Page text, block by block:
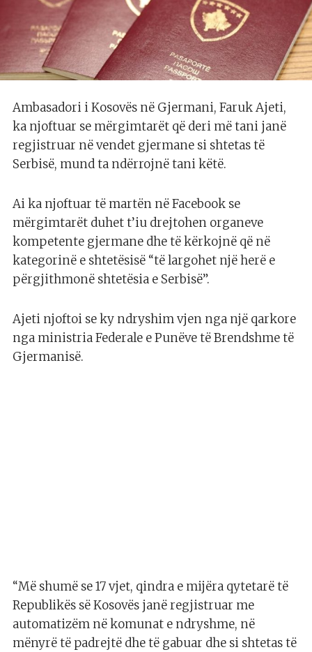
Ambasadori i Kosovës në Gjermani, Faruk Ajeti,
ka njoftuar se mërgimtarët që deri më tani janë
regjistruar në vendet gjermane si shtetas të
Serbisë, mund ta ndërrojnë tani këtë.
Ai ka njoftuar të martën në Facebook se
mërgimtarët duhet t’iu drejtohen organeve
kompetente gjermane dhe të kërkojnë që në
kategorinë e shtetësisë “të largohet një herë e
përgjithmonë shtetësia e Serbisë”.
Ajeti njoftoi se ky ndryshim vjen nga një qarkore
nga ministria Federale e Punëve të Brendshme të
Gjermanisë.
“Më shumë se 17 vjet, qindra e mijëra qytetarë të
Republikës së Kosovës janë regjistruar me
automatizëm në komunat e ndryshme, në
mënyrë të padrejtë dhe të gabuar dhe si shtetas të